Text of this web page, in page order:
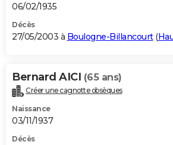
06/02/1935
Décès
27/05/2003 à Boulogne-Billancourt(
Bernard AICI (65 ans)
Créer une cagnotte obsèques
Naissance
03/11/1937
Décès